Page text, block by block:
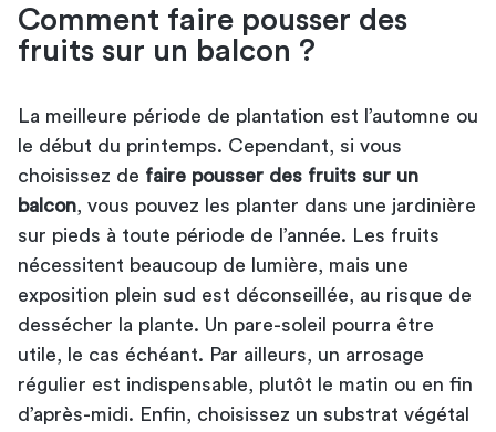
Comment faire pousser des
fruits sur un balcon ?
La meilleure période de plantation est l’automne ou
le début du printemps. Cependant, si vous
choisissez de faire pousser des fruits sur un
balcon , vous pouvez les planter dans une jardinière
sur pieds à toute période de l’année. Les fruits
nécessitent beaucoup de lumière, mais une
exposition plein sud est déconseillée, au risque de
dessécher la plante. Un pare-soleil pourra être
utile, le cas échéant. Par ailleurs, un arrosage
régulier est indispensable, plutôt le matin ou en fin
d’après-midi. Enfin, choisissez un substrat végétal